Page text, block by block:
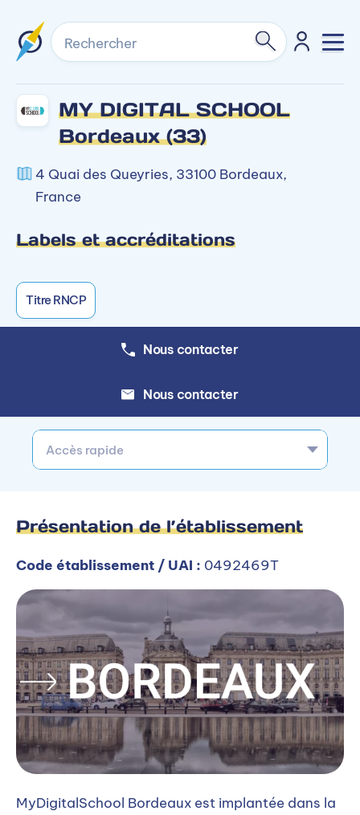
Rechercher
MY DIGITAL SCHOOL
Bordeaux (33)
4 Quai des Queyries, 33100 Bordeaux,
France
Labels et accréditations
Titre RNCP
Nous contacter
Nous contacter
Accès rapide
Présentation de l’établissement
Code établissement / UAI : 0492469T
MyDigitalSchool Bordeaux est implantée dans la